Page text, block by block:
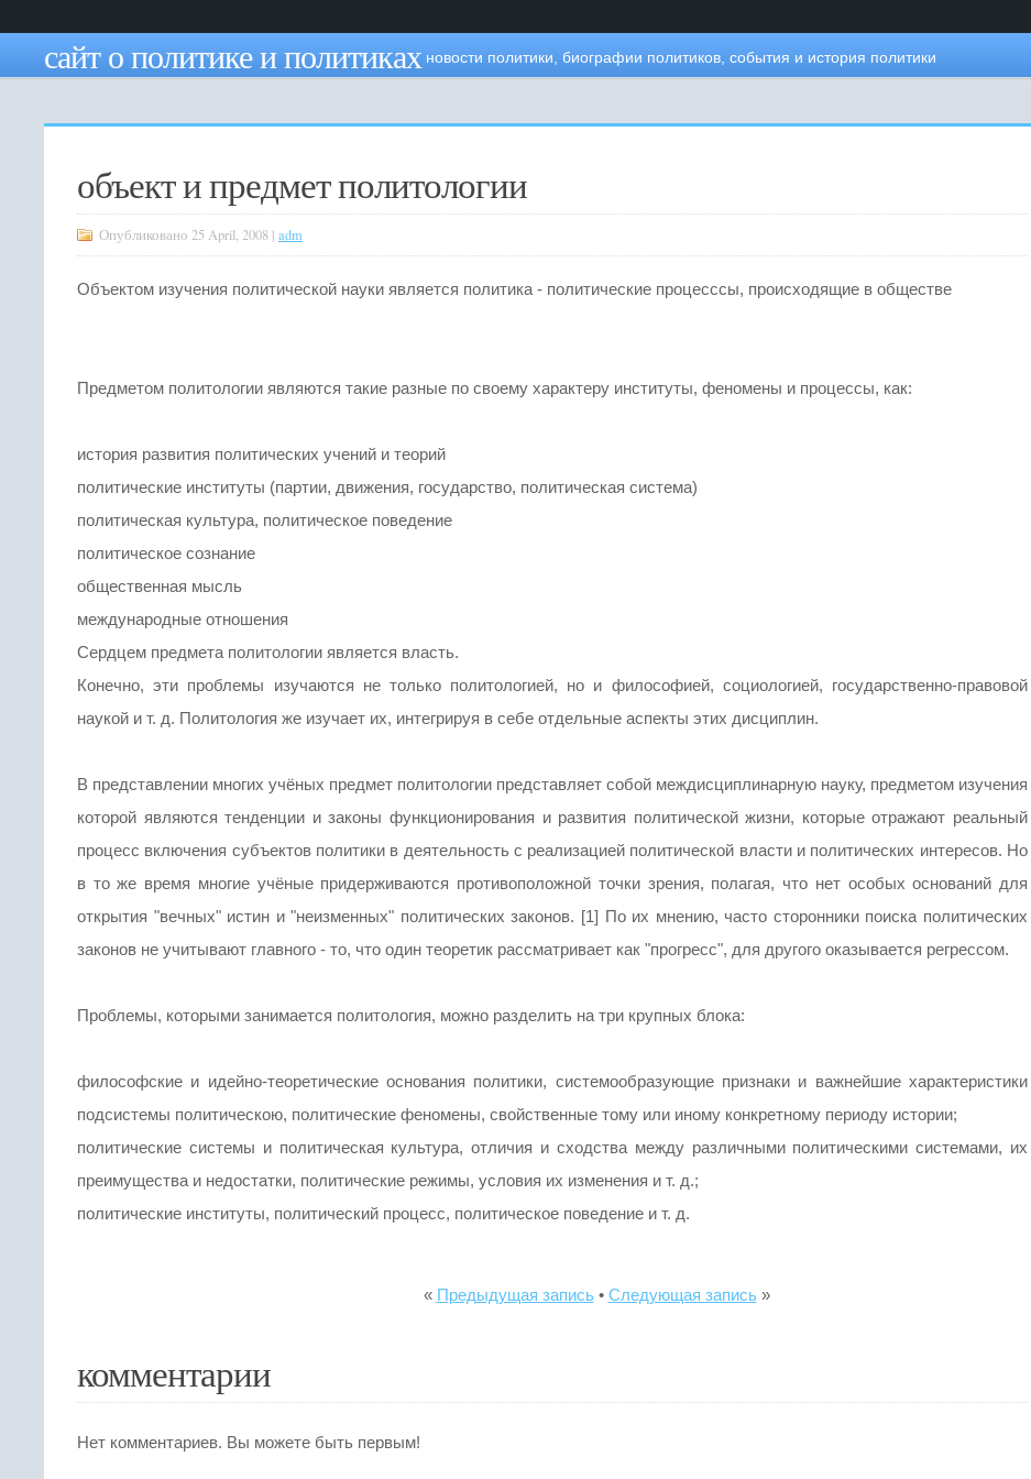
сайт о политике и политиках новости политики, биографии политиков, события и история политики
объект и предмет политологии
Опубликовано 25 April, 2008 | adm
Объектом изучения политической науки является политика - политические процесссы, происходящие в обществе
Предметом политологии являются такие разные по своему характеру институты, феномены и процессы, как:
история развития политических учений и теорий
политические институты (партии, движения, государство, политическая система)
политическая культура, политическое поведение
политическое сознание
общественная мысль
международные отношения
Сердцем предмета политологии является власть.
Конечно, эти проблемы изучаются не только политологией, но и философией, социологией, государственно-правовой
наукой и т. д. Политология же изучает их, интегрируя в себе отдельные аспекты этих дисциплин.
В представлении многих учёных предмет политологии представляет собой междисциплинарную науку, предметом изучения
которой являются тенденции и законы функционирования и развития политической жизни, которые отражают реальный
процесс включения субъектов политики в деятельность с реализацией политической власти и политических интересов. Но
в то же время многие учёные придерживаются противоположной точки зрения, полагая, что нет особых оснований для
открытия "вечных" истин и "неизменных" политических законов. [1] По их мнению, часто сторонники поиска политических
законов не учитывают главного - то, что один теоретик рассматривает как "прогресс", для другого оказывается регрессом.
Проблемы, которыми занимается политология, можно разделить на три крупных блока:
философские и идейно-теоретические основания политики, системообразующие признаки и важнейшие характеристики
подсистемы политическою, политические феномены, свойственные тому или иному конкретному периоду истории;
политические системы и политическая культура, отличия и сходства между различными политическими системами, их
преимущества и недостатки, политические режимы, условия их изменения и т. д.;
политические институты, политический процесс, политическое поведение и т. д.
« Предыдущая запись• Следующая запись»
комментарии
Нет комментариев. Вы можете быть первым!